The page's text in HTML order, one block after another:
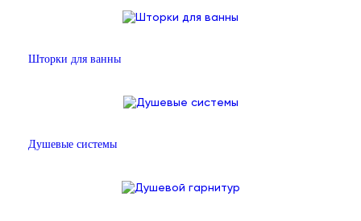
Шторки для ванны
Душевые системы